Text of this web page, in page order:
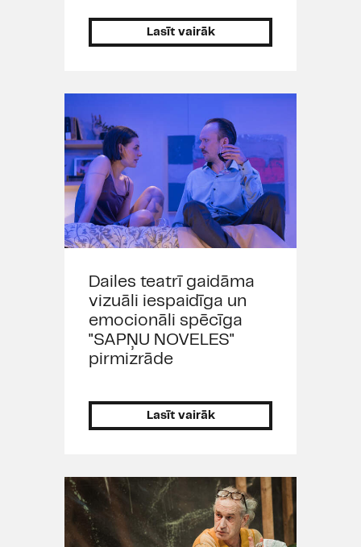
Lasīt vairāk
Dailes teatrī gaidāma
vizuāli iespaidīga un
emocionāli spēcīga
"SAPŅU NOVELES"
pirmizrāde
Lasīt vairāk